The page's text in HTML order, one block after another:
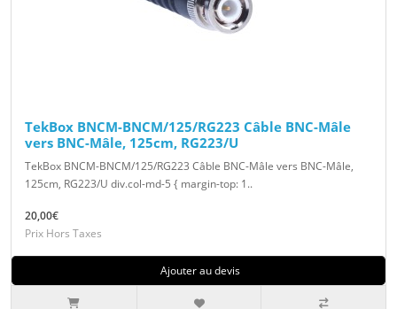
TekBox BNCM-BNCM/125/RG223 Câble BNC-Mâle
vers BNC-Mâle, 125cm, RG223/U
TekBox BNCM-BNCM/125/RG223 Câble BNC-Mâle vers BNC-Mâle,
125cm, RG223/U div.col-md-5 { margin-top: 1..
20,00€
Prix Hors Taxes
Ajouter au devis